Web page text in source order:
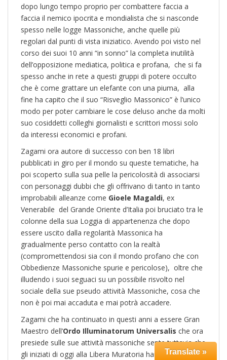
dopo lungo tempo proprio per combattere faccia a
faccia il nemico ipocrita e mondialista che si nasconde
spesso nelle logge Massoniche, anche quelle più
regolari dal punti di vista iniziatico. Avendo poi visto nel
corso dei suoi 10 anni “in sonno” la completa inutilità
dell’opposizione mediatica, politica e profana, che si fa
spesso anche in rete a questi gruppi di potere occulto
che è come grattare un elefante con una piuma, alla
fine ha capito che il suo “Risveglio Massonico” è l’unico
modo per poter cambiare le cose deluso anche da molti
suo cosiddetti colleghi giornalisti e scrittori mossi solo
da interessi economici e profani.
Zagami ora autore di successo con ben 18 libri
pubblicati in giro per il mondo su queste tematiche, ha
poi scoperto sulla sua pelle la pericolosità di associarsi
con personaggi dubbi che gli offrivano di tanto in tanto
improbabili alleanze come Gioele Magaldi, ex
Venerabile del Grande Oriente d’Italia poi bruciato tra le
colonne della sua Loggia di appartenenza che dopo
essere uscito dalla regolarità Massonica ha
gradualmente perso contatto con la realtà
(compromettendosi sia con il mondo profano che con
Obbedienze Massoniche spurie e pericolose), oltre che
illudendo i suoi seguaci su un possibile risvolto nel
sociale della sue pseudo attività Massoniche, cosa che
non è poi mai accaduta e mai potrà accadere.
Zagami che ha continuato in questi anni a essere Gran
Maestro dell’Ordo Illuminatorum Universalis che ora
presiede sulle sue attività massoniche sente tuttavia che
gli iniziati di oggi alla Libera Muratoria hanno deviato dai
Translate »